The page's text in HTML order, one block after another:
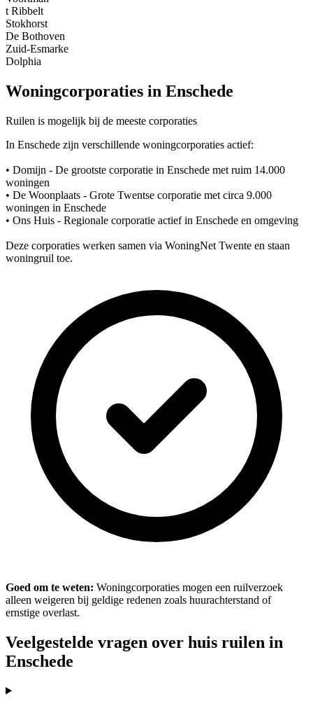
t Ribbelt
Stokhorst
De Bothoven
Zuid-Esmarke
Dolphia
Woningcorporaties in Enschede
Ruilen is mogelijk bij de meeste corporaties
In Enschede zijn verschillende woningcorporaties actief:
• Domijn - De grootste corporatie in Enschede met ruim 14.000
woningen
• De Woonplaats - Grote Twentse corporatie met circa 9.000
woningen in Enschede
• Ons Huis - Regionale corporatie actief in Enschede en omgeving
Deze corporaties werken samen via WoningNet Twente en staan
woningruil toe.
Goed om te weten: Woningcorporaties mogen een ruilverzoek
alleen weigeren bij geldige redenen zoals huurachterstand of
ernstige overlast.
Veelgestelde vragen over huis ruilen in
Enschede